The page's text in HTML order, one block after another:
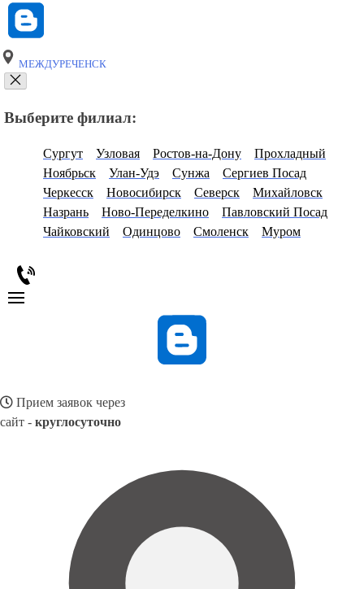
МЕЖДУРЕЧЕНСК
Выберите филиал:
Сургут Узловая Ростов-на-Дону
Прохладный
Ноябрьск
Улан-Удэ Сунжа
Сергиев Посад
Черкесск
Новосибирск Северск
Михайловск
Назрань
Ново-Переделкино
Павловский Посад
Чайковский
Одинцово Смоленск Муром
Прием заявок через
сайт - круглосуточно